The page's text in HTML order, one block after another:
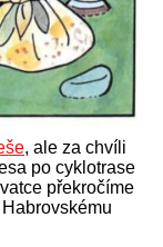
, ale za chvíli
po cyklotrase
překročíme